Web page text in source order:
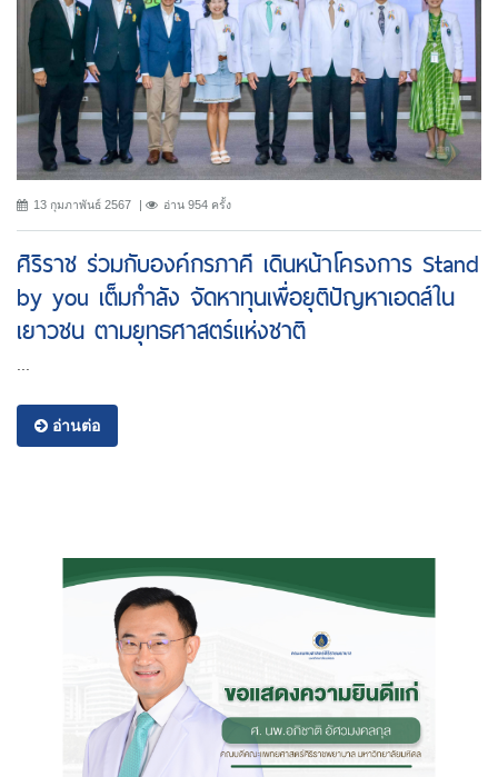
13 กุมภาพันธ์ 2567 อ่าน 954 ครั้ง
ศิริราช ร่วมกับองค์กรภาคี เดินหน้าโครงการ Stand
by you เต็มกำลัง จัดหาทุนเพื่อยุติปัญหาเอดส์ใน
เยาวชน ตามยุทธศาสตร์แห่งชาติ
อ่านต่อ